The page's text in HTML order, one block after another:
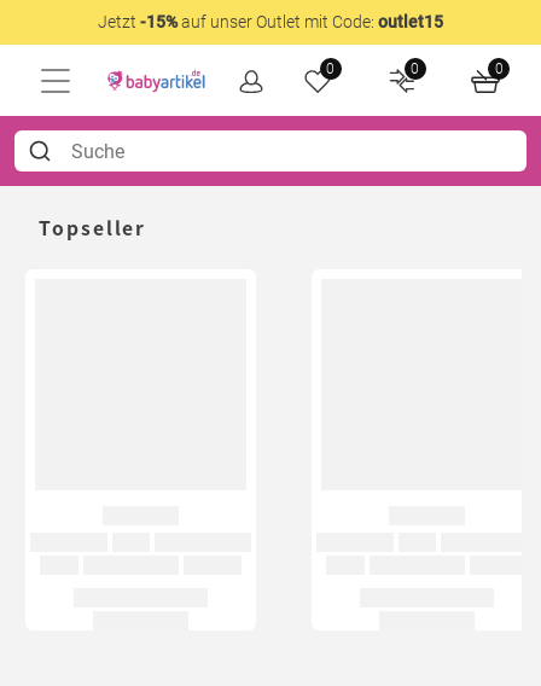
Jetzt -15%auf unser Outlet mit Code: outlet15
0 0 0
Topseller